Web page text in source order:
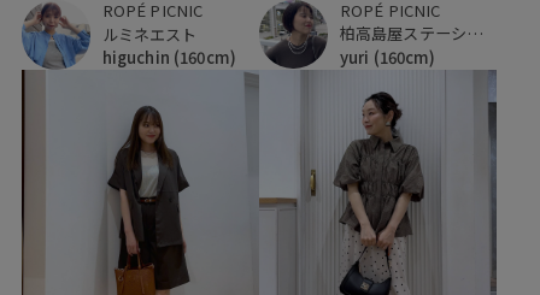
ROPÉ PICNIC
ルミネエスト
higuchin (160cm)
ROPÉ PICNIC
柏高島屋ステーションモール
yuri (160cm)